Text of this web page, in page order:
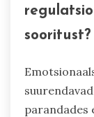
sooritust?
parandades